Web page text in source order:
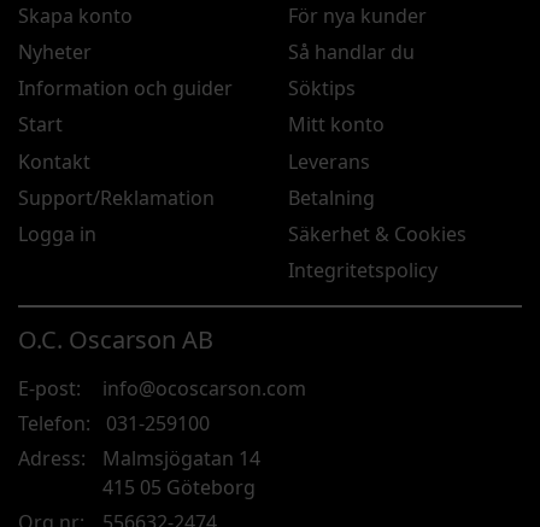
O.C. Oscarson AB
E-post:
info@ocoscarson.com
Telefon:
031-259100
Adress:
Malmsjögatan 14
415 05 Göteborg
Org.nr:
556632-2474
Skapa konto
Nyheter
Information och guider
Start
Kontakt
Support/Reklamation
Logga in
För nya kunder
Så handlar du
Söktips
Mitt konto
Leverans
Betalning
Säkerhet & Cookies
Integritetspolicy